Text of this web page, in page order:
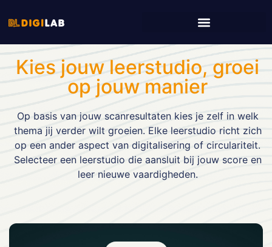
Kies jouw leerstudio, groei
op jouw manier
Op basis van jouw scanresultaten kies je zelf in welk
thema jij verder wilt groeien. Elke leerstudio richt zich
op een ander aspect van digitalisering of circulariteit.
Selecteer een leerstudio die aansluit bij jouw score en
leer nieuwe vaardigheden.